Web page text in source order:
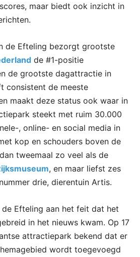
maar biedt ook inzicht in
de Efteling bezorgt grootste
de #1-positie
de grootste dagattractie in
consistent de meeste
maakt deze status ook waar in
steekt met ruim 30.000
, online- en social media in
kop en schouders boven de
tweemaal zo veel als de
, en maar liefst zes
drie, dierentuin Artis.
Efteling aan het feit dat het
in het nieuws kwam. Op 17
attractiepark bekend dat er
wordt toegevoegd